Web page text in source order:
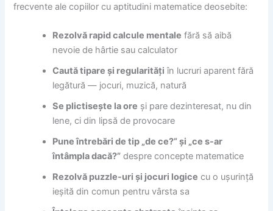
frecvente ale copiilor cu aptitudini matematice deosebite:
Rezolvă rapid calcule mentale fără să aibă
nevoie de hârtie sau calculator
Caută tipare și regularități în lucruri aparent fără
legătură — jocuri, muzică, natură
Se plictisește la ore și pare dezinteresat, nu din
lene, ci din lipsă de provocare
Pune întrebări de tip „de ce?” și „ce s-ar
întâmpla dacă?” despre concepte matematice
Rezolvă puzzle-uri și jocuri logice cu o ușurință
ieșită din comun pentru vârsta sa